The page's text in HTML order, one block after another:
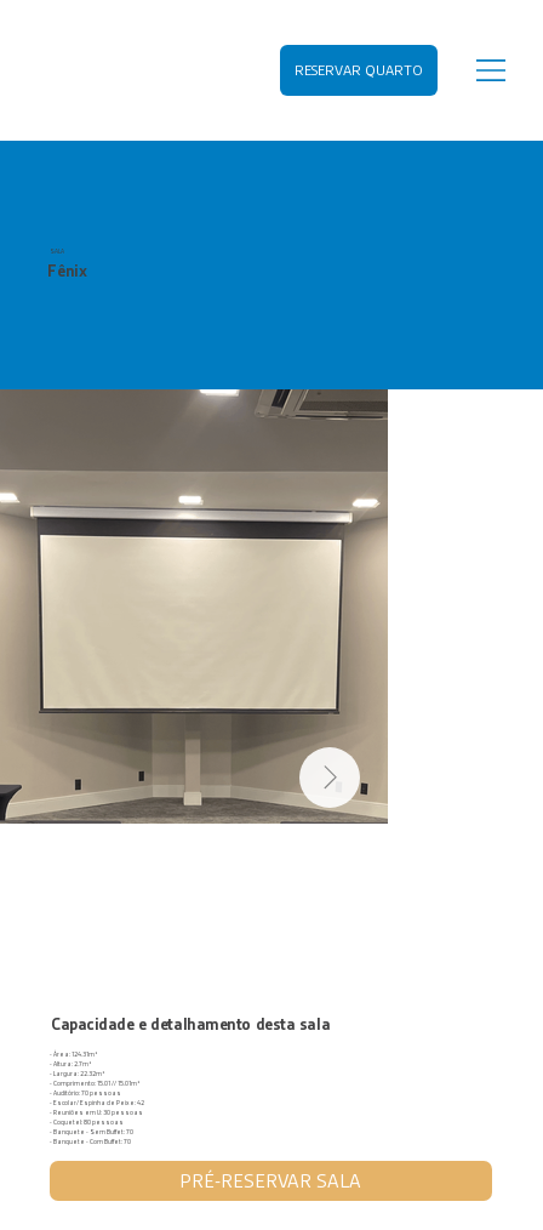
RESERVAR QUARTO
SALA
Fênix
IMG_8149.png
Capacidade e detalhamento desta sala
- Área: 124.31m²
- Altura: 2.7m²
- Largura: 22.32m²
- Comprimento: 15.01 // 15.01m²
- Auditório: 70 pessoas
- Escolar/ Espinha de Peixe: 42
- Reuniões em U: 30 pessoas
- Coquetel: 80 pessoas
- Banquete - Sem Buffet: 70
- Banquete - Com Buffet: 70
PRÉ-RESERVAR SALA